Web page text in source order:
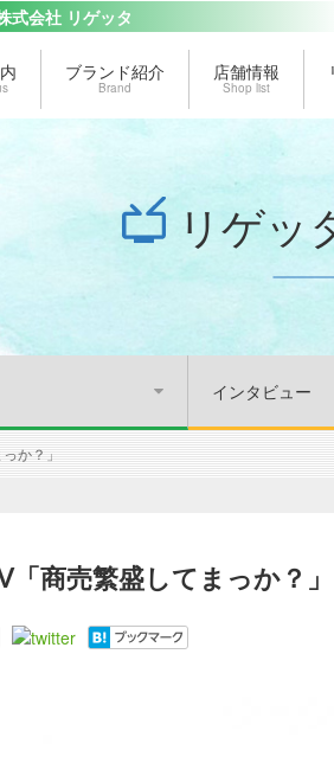
式会社 リゲッタ
ブランド紹介
Brand
店舗情報
Shop list
リゲッ
インタビュー
か？」
「商売繁盛してまっか？」